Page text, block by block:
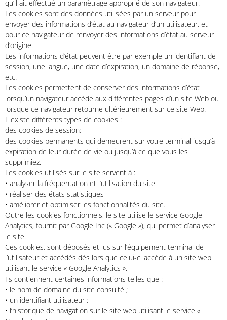
qu’il ait effectué un paramètrage approprié de son navigateur.
Les cookies sont des données utilisées par un serveur pour
envoyer des informations d’état au navigateur d’un utilisateur, et
pour ce navigateur de renvoyer des informations d’état au serveur
d’origine.
Les informations d’état peuvent être par exemple un identifiant de
session, une langue, une date d’expiration, un domaine de réponse,
etc.
Les cookies permettent de conserver des informations d’état
lorsqu’un navigateur accède aux différentes pages d’un site Web ou
lorsque ce navigateur retourne ultérieurement sur ce site Web.
Il existe différents types de cookies :
des cookies de session;
des cookies permanents qui demeurent sur votre terminal jusqu’à
expiration de leur durée de vie ou jusqu’à ce que vous les
supprimiez.
Les cookies utilisés sur le site servent à :
• analyser la fréquentation et l’utilisation du site
• réaliser des états statistiques
• améliorer et optimiser les fonctionnalités du site.
Outre les cookies fonctionnels, le site utilise le service Google
Analytics, fournit par Google Inc (« Google »), qui permet d’analyser
le site.
Ces cookies, sont déposés et lus sur l’équipement terminal de
l’utilisateur et accédés dès lors que celui-ci accède à un site web
utilisant le service « Google Analytics ».
Ils contiennent certaines informations telles que :
• le nom de domaine du site consulté ;
• un identifiant utilisateur ;
• l’historique de navigation sur le site web utilisant le service «